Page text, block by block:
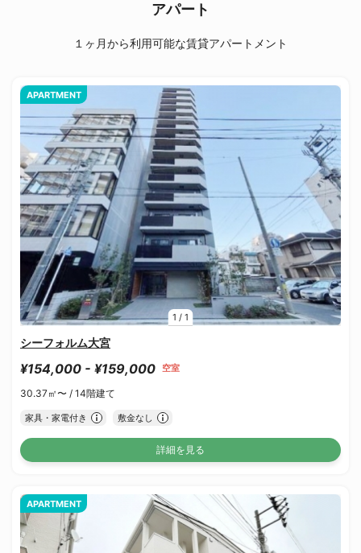
アパート
１ヶ月から利用可能な賃貸アパートメント
1 / 1
APARTMENT
シーフォルム大宮
¥154,000 - ¥159,000 空室
30.37㎡〜 / 14階建て
家具・家電付き 敷金なし
詳細を見る
APARTMENT